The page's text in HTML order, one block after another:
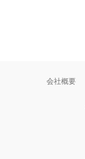
会社概要